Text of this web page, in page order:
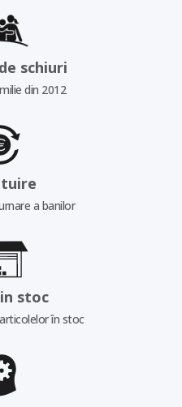
schiuri
din 2012
a banilor
stoc
în stoc